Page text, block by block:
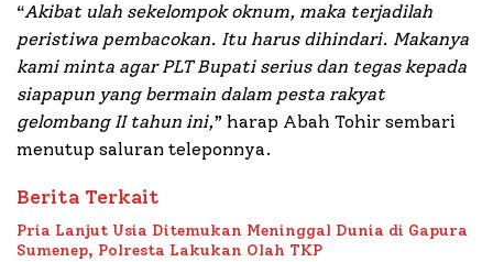
“Akibat ulah sekelompok oknum, maka terjadilah
peristiwa pembacokan. Itu harus dihindari. Makanya
kami minta agar PLT Bupati serius dan tegas kepada
siapapun yang bermain dalam pesta rakyat
gelombang II tahun ini,” harap Abah Tohir sembari
menutup saluran teleponnya.
Berita Terkait
Pria Lanjut Usia Ditemukan Meninggal Dunia di Gapura
Sumenep, Polresta Lakukan Olah TKP